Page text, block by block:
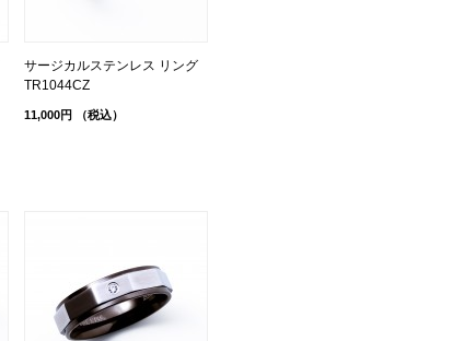
サージカルステンレス リング
TR1044CZ
11,000円 （税込）